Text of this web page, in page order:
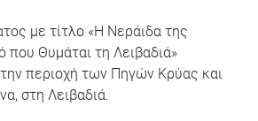
με τίτλο «Η Νεράιδα της
Θυμάται τη Λειβαδιά»
περιοχή των Πηγών Κρύας και
του ποταμού Έρκυνα, στη Λειβαδιά.